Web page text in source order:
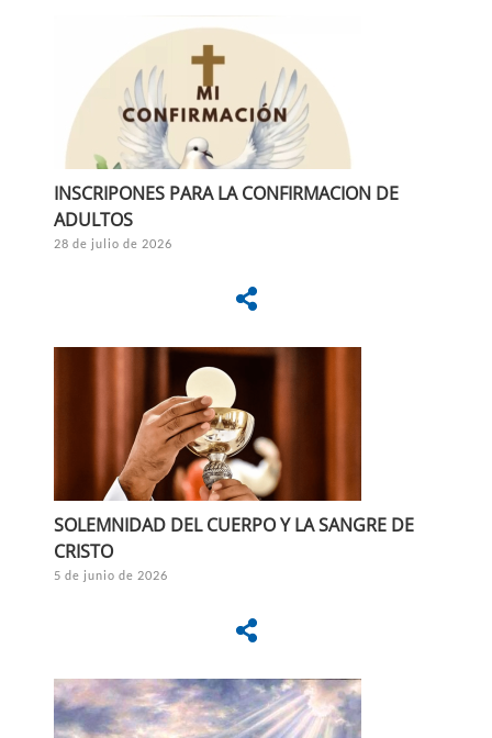
INSCRIPONES PARA LA CONFIRMACION DE
ADULTOS
28 de julio de 2026
SOLEMNIDAD DEL CUERPO Y LA SANGRE DE
CRISTO
5 de junio de 2026